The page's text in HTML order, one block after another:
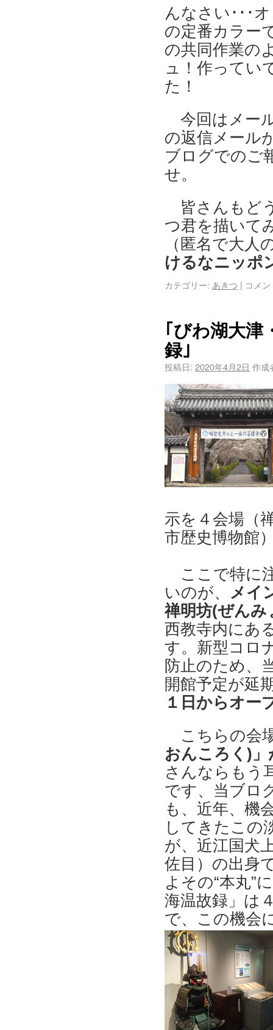
んなさい･･･
の定番カラー
の共同作業の
ュ！作ってい
た！
今回はメー
の返信メール
ブログでのご
せ。
皆さんもど
つ君を描いて
（匿名で大人
けるなニッポ
カテゴリー: あきつ | コメ
｢びわ湖大津
録｣
投稿日: 2020年4月2日 作成
示を４会場（
市歴史博物館
ここで特に
いのが、 メイ
禅明坊(ぜんみ
西教寺内にあ
す。新型コロ
防止のため、
開館予定が延
１日からオー
こちらの会
おんころく)」
さんならもう
です、当ブロ
も、近年、機
してきたこの
が、近江国犬
佐目）の出身
よその“本丸”
海温故録」は
で、この機会